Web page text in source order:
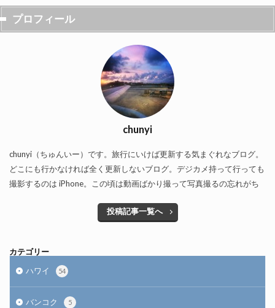
プロフィール
chunyi
chunyi（ちゅんいー）です。旅行にいけば更新する気まぐれなブログ。
どこにも行かなければ全く更新しないブログ。デジカメ持って行っても
撮影するのは iPhone。この頃は動画ばかり撮って写真撮るの忘れがち
投稿記事一覧へ
カテゴリー
ハワイ
54
バンコク 5